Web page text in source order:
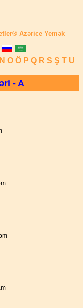
Azərice Yemək
N O Ö P Q R S Ş T U
- A